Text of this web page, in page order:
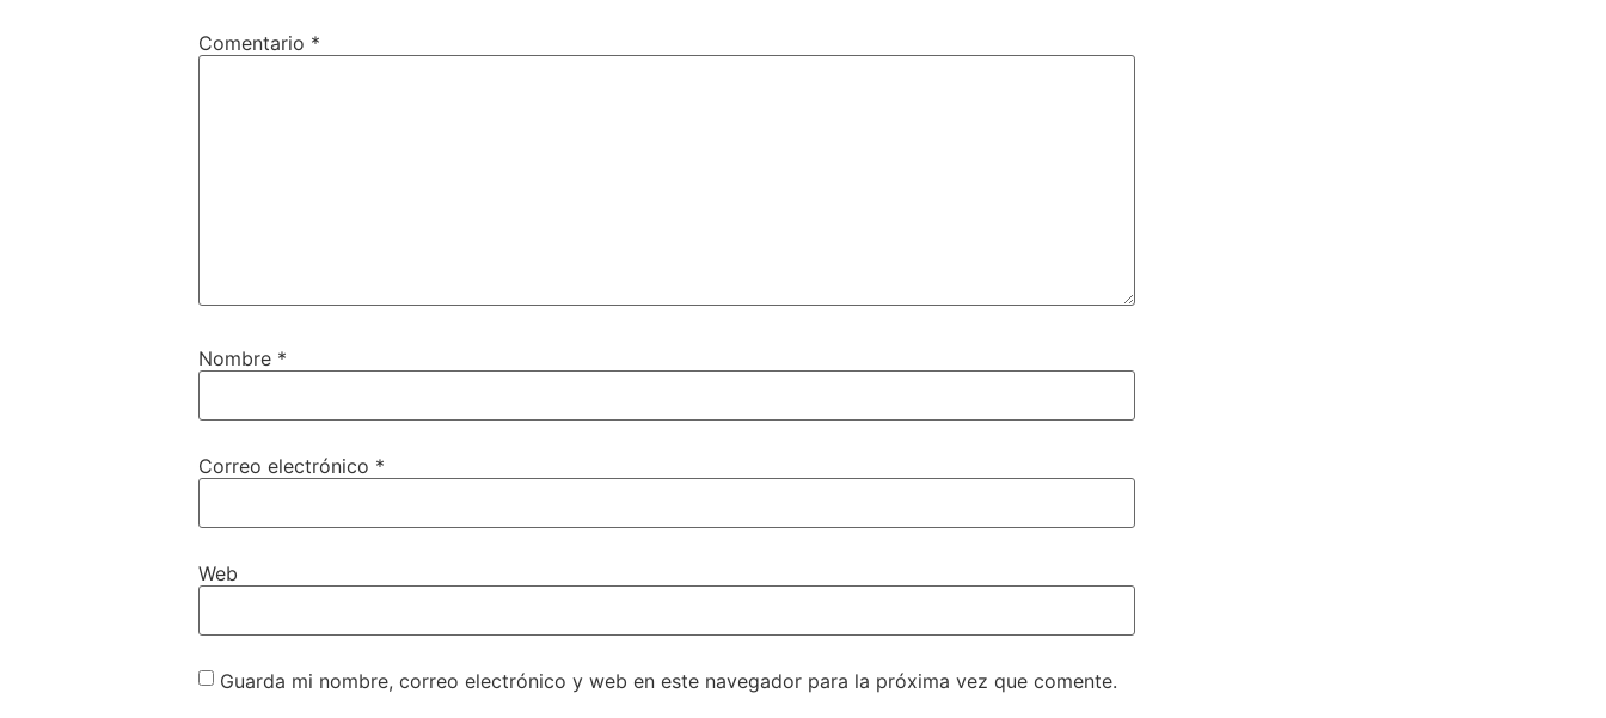
Comentario *
Nombre *
Correo electrónico *
Web
Guarda mi nombre, correo electrónico y web en este navegador para la próxima vez que comente.